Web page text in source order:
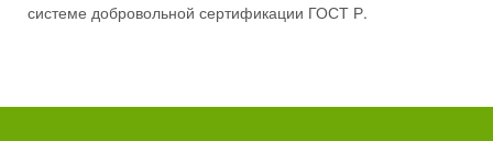
системе добровольной сертификации ГОСТ Р.